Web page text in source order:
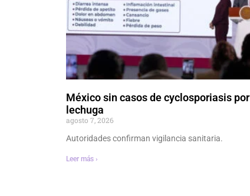
México sin casos de cyclosporiasis por
lechuga
agosto 7, 2026
Autoridades confirman vigilancia sanitaria.
Leer más ›